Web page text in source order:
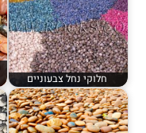
חלוקי נחל צבעוניים